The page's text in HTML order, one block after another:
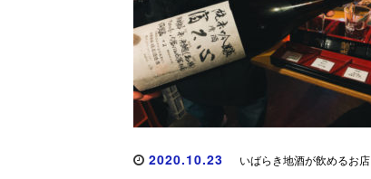
2020.10.23 いばらき地酒が飲めるお店